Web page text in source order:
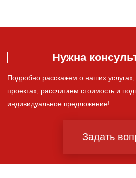
Нужна
Подробно расскажем о наших
проектах, рассчитаем стоимость и
индивидуальное предложение!
Задать